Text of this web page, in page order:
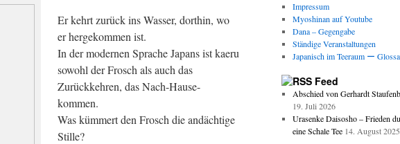
Er kehrt zurück ins Wasser, dorthin, wo
er hergekommen ist.
In der modernen Sprache Japans ist kaeru
sowohl der Frosch als auch das
Zurückkehren, das Nach-Hause-
kommen.
Was kümmert den Frosch die andächtige
Stille?
Impressum
Myoshinan auf Youtube
Dana – Gegengabe
Ständige Veranstaltungen
Japanisch im Teeraum ー
Feed
Abschied von Gerhardt
19. Juli 2026
Urasenke Daisosho – Frieden
eine Schale Tee 14. August 2025